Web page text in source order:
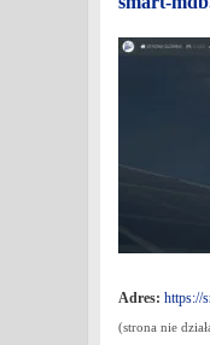
Adres: https://
(strona nie